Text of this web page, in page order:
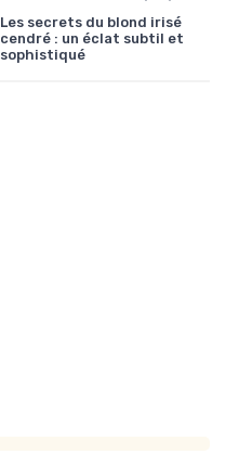
Les secrets du blond irisé
cendré : un éclat subtil et
sophistiqué